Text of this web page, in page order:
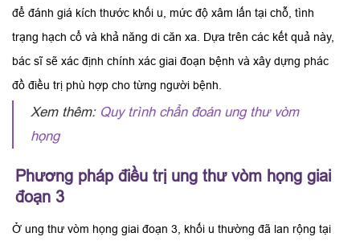
để đánh giá kích thước khối u, mức độ xâm lấn tại chỗ, tình
trạng hạch cổ và khả năng di căn xa. Dựa trên các kết quả này,
bác sĩ sẽ xác định chính xác giai đoạn bệnh và xây dựng phác
đồ điều trị phù hợp cho từng người bệnh.
Xem thêm: Quy trình chẩn đoán ung thư vòm
họng
Phương pháp điều trị ung thư vòm họng giai
đoạn 3
Ở ung thư vòm họng giai đoạn 3, khối u thường đã lan rộng tại